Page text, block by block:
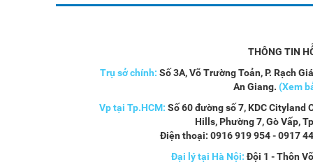
THÔNG TIN
Trụ sở chính: Số 3A, Võ Trường Toản, P. Rạch
An Giang. (Xem
Vp tại Tp.HCM: Số 60 đường số 7, KDC Cityland
Hills, Phường 7, Gò Vấp,
Điện thoại: 0916 919 954 - 0917
Đại lý tại Hà Nội:Đội 1 - Thôn